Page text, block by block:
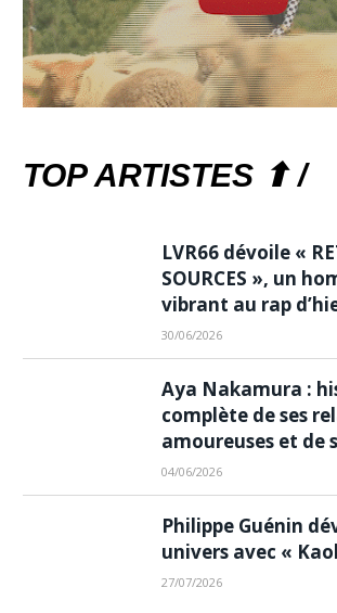
TOP ARTISTES ⬆ /
LVR66 dévoile «
SOURCES », un
vibrant au rap
30/06/2026
Aya Nakamura :
complète de ses
amoureuses et de
04/06/2026
Philippe Guénin
univers avec «
27/07/2026